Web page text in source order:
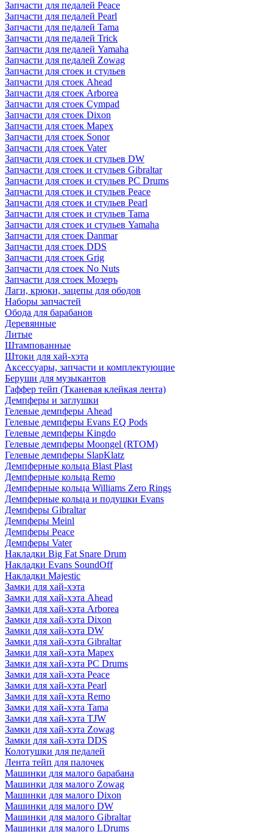
Запчасти для педалей Peace
Запчасти для педалей Pearl
Запчасти для педалей Tama
Запчасти для педалей Trick
Запчасти для педалей Yamaha
Запчасти для педалей Zowag
Запчасти для стоек и стульев
Запчасти для стоек Ahead
Запчасти для стоек Arborea
Запчасти для стоек Cympad
Запчасти для стоек Dixon
Запчасти для стоек Mapex
Запчасти для стоек Sonor
Запчасти для стоек Vater
Запчасти для стоек и стульев DW
Запчасти для стоек и стульев Gibraltar
Запчасти для стоек и стульев PC Drums
Запчасти для стоек и стульев Peace
Запчасти для стоек и стульев Pearl
Запчасти для стоек и стульев Tama
Запчасти для стоек и стульев Yamaha
Запчасти для стоек Danmar
Запчасти для стоек DDS
Запчасти для стоек Grig
Запчасти для стоек No Nuts
Запчасти для стоек Мозеръ
Лаги, крюки, зацепы для ободов
Наборы запчастей
Обода для барабанов
Деревянные
Литые
Штампованные
Штоки для хай-хэта
Аксессуары, запчасти и комплектующие
Беруши для музыкантов
Гаффер тейп (Тканевая клейкая лента)
Демпферы и заглушки
Гелевые демпферы Ahead
Гелевые демпферы Evans EQ Pods
Гелевые демпферы Kingdo
Гелевые демпферы Moongel (RTOM)
Гелевые демпферы SlapKlatz
Демпферные кольца Blast Plast
Демпферные кольца Remo
Демпферные кольца Williams Zero Rings
Демпферные кольца и подушки Evans
Демпферы Gibraltar
Демпферы Meinl
Демпферы Peace
Демпферы Vater
Накладки Big Fat Snare Drum
Накладки Evans SoundOff
Накладки Majestic
Замки для хай-хэта
Замки для хай-хэта Ahead
Замки для хай-хэта Arborea
Замки для хай-хэта Dixon
Замки для хай-хэта DW
Замки для хай-хэта Gibraltar
Замки для хай-хэта Mapex
Замки для хай-хэта PC Drums
Замки для хай-хэта Peace
Замки для хай-хэта Pearl
Замки для хай-хэта Remo
Замки для хай-хэта Tama
Замки для хай-хэта TJW
Замки для хай-хэта Zowag
Замки для хай-хэта DDS
Колотушки для педалей
Лента тейп для палочек
Машинки для малого барабана
Машинки для малого Zowag
Машинки для малого Dixon
Машинки для малого DW
Машинки для малого Gibraltar
Машинки для малого LDrums